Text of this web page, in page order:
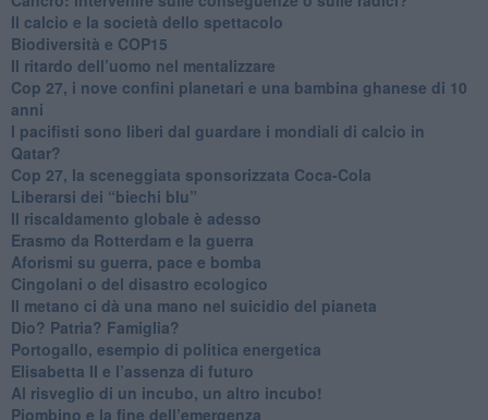
​Il calcio e la società dello spettacolo
Biodiversità e COP15
​Il ritardo dell’uomo nel mentalizzare
​Cop 27, i nove confini planetari e una bambina ghanese di 10
anni
​I pacifisti sono liberi dal guardare i mondiali di calcio in
Qatar?
​Cop 27, la sceneggiata sponsorizzata Coca-Cola
​Liberarsi dei “biechi blu”
Il riscaldamento globale è adesso
​Erasmo da Rotterdam e la guerra
​Aforismi su guerra, pace e bomba
Cingolani o del disastro ecologico
​Il metano ci dà una mano nel suicidio del pianeta
​Dio? Patria? Famiglia?
Portogallo, esempio di politica energetica
​Elisabetta II e l’assenza di futuro
Al risveglio di un incubo, un altro incubo!
​Piombino e la fine dell’emergenza